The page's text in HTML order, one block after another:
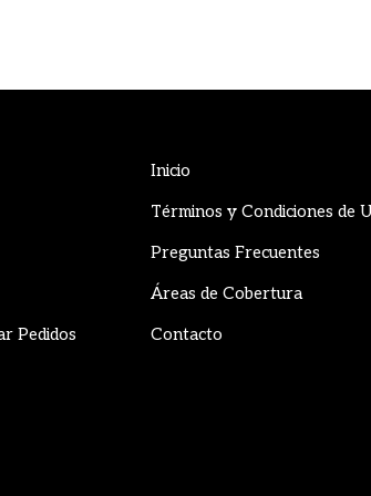
Pedidos
Inicio
Términos y Condiciones de
Preguntas Frecuentes
Áreas de Cobertura
Contacto